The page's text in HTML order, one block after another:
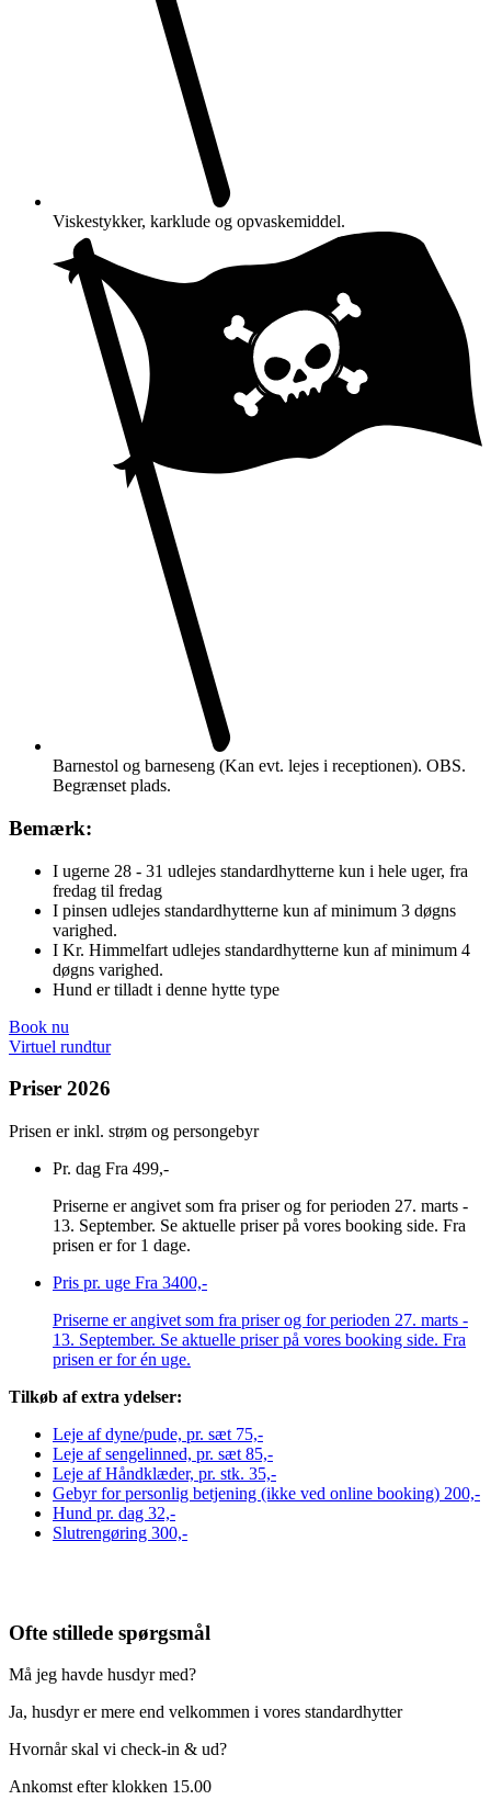
Viskestykker, karklude og opvaskemiddel.
Barnestol og barneseng (Kan evt. lejes i receptionen). OBS.
Begrænset plads.
Bemærk:
I ugerne 28 - 31 udlejes standardhytterne kun i hele uger, fra
fredag til fredag
I pinsen udlejes standardhytterne kun af minimum 3 døgns
varighed.
I Kr. Himmelfart udlejes standardhytterne kun af minimum 4
døgns varighed.
Hund er tilladt i denne hytte type
Book nu
Virtuel rundtur
Priser 2026
Prisen er inkl. strøm og persongebyr
Pr. dag Fra 499,-
Priserne er angivet som fra priser og for perioden 27. marts -
13. September. Se aktuelle priser på vores booking side. Fra
prisen er for 1 dage.
Pris pr. uge Fra 3400,-
Priserne er angivet som fra priser og for perioden 27. marts -
13. September. Se aktuelle priser på vores booking side. Fra
prisen er for én uge.
Tilkøb af extra ydelser:
Leje af dyne/pude, pr. sæt 75,-
Leje af sengelinned, pr. sæt 85,-
Leje af Håndklæder, pr. stk. 35,-
Gebyr for personlig betjening (ikke ved online booking) 200,-
Hund pr. dag 32,-
Slutrengøring 300,-
Ofte stillede spørgsmål
Må jeg havde husdyr med?
Ja, husdyr er mere end velkommen i vores standardhytter
Hvornår skal vi check-in & ud?
Ankomst efter klokken 15.00